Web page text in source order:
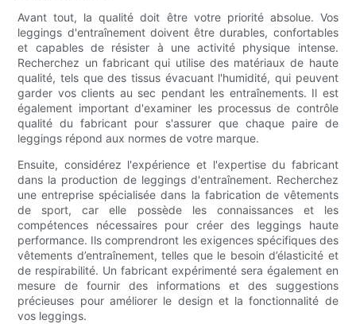
Avant tout, la qualité doit être votre priorité absolue. Vos
leggings d'entraînement doivent être durables, confortables
et capables de résister à une activité physique intense.
Recherchez un fabricant qui utilise des matériaux de haute
qualité, tels que des tissus évacuant l'humidité, qui peuvent
garder vos clients au sec pendant les entraînements. Il est
également important d'examiner les processus de contrôle
qualité du fabricant pour s'assurer que chaque paire de
leggings répond aux normes de votre marque.
Ensuite, considérez l'expérience et l'expertise du fabricant
dans la production de leggings d'entraînement. Recherchez
une entreprise spécialisée dans la fabrication de vêtements
de sport, car elle possède les connaissances et les
compétences nécessaires pour créer des leggings haute
performance. Ils comprendront les exigences spécifiques des
vêtements d’entraînement, telles que le besoin d’élasticité et
de respirabilité. Un fabricant expérimenté sera également en
mesure de fournir des informations et des suggestions
précieuses pour améliorer le design et la fonctionnalité de
vos leggings.